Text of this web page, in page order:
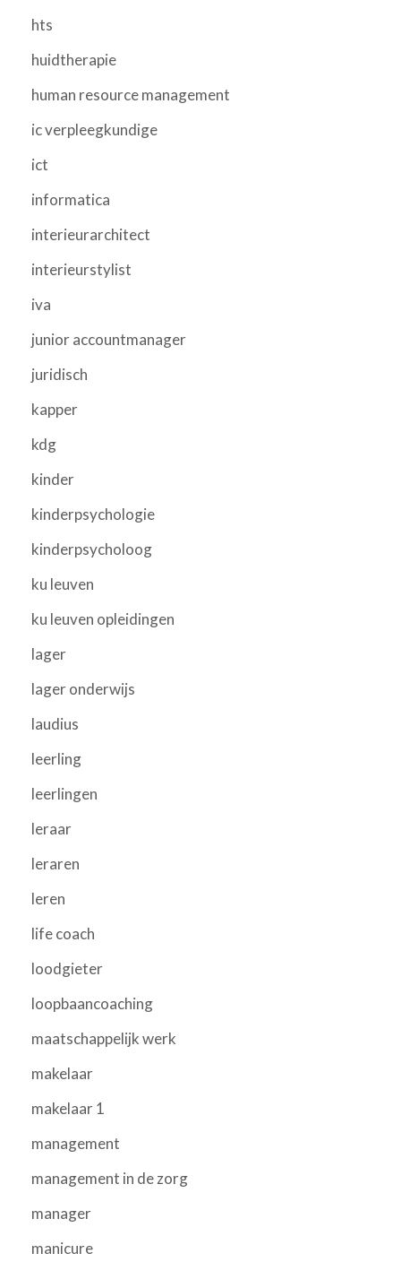
hts
huidtherapie
human resource management
ic verpleegkundige
ict
informatica
interieurarchitect
interieurstylist
iva
junior accountmanager
juridisch
kapper
kdg
kinder
kinderpsychologie
kinderpsycholoog
ku leuven
ku leuven opleidingen
lager
lager onderwijs
laudius
leerling
leerlingen
leraar
leraren
leren
life coach
loodgieter
loopbaancoaching
maatschappelijk werk
makelaar
makelaar 1
management
management in de zorg
manager
manicure